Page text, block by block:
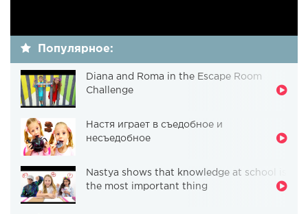
Популярное:
Diana and Roma in the Escape Room
Challenge
Настя играет в съедобное и
несъедобное
Nastya shows that knowledge at school is
the most important thing